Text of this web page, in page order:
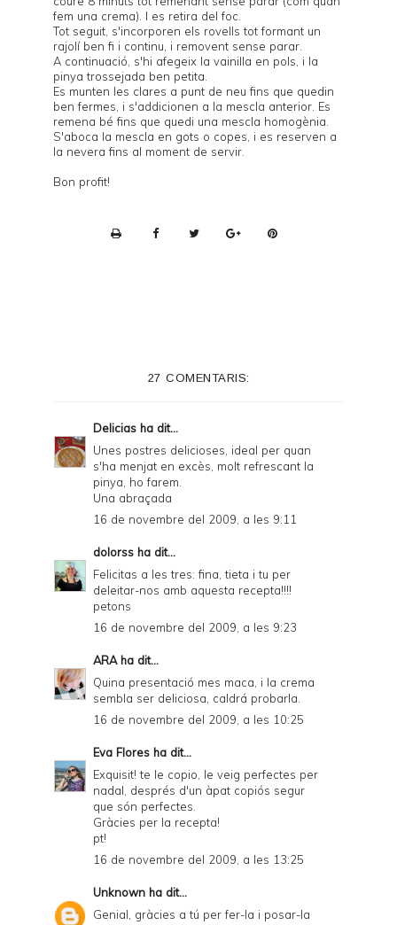
fem una crema). I es retira del foc.
Tot seguit, s'incorporen els rovells tot formant un
rajolí ben fi i continu, i removent sense parar.
A continuació, s'hi afegeix la vainilla en pols, i la
pinya trossejada ben petita.
Es munten les clares a punt de neu fins que quedin
ben fermes, i s'addicionen a la mescla anterior. Es
remena bé fins que quedi una mescla homogènia.
S'aboca la mescla en gots o copes, i es reserven a
la nevera fins al moment de servir.
Bon profit!
i
e
n
d
a
n
d
27 COMENTARIS:
Delicias ha dit...
Unes postres delicioses, ideal per quan
s'ha menjat en excès, molt refrescant la
pinya, ho farem.
Una abraçada
16 de novembre del 2009, a les 9:11
dolorss ha dit...
Felicitas a les tres: fina, tieta i tu per
deleitar-nos amb aquesta recepta!!!!
petons
16 de novembre del 2009, a les 9:23
ARAha dit...
Quina presentació mes maca, i la crema
sembla ser deliciosa, caldrá probarla.
16 de novembre del 2009, a les 10:25
Eva Flores ha dit...
Exquisit! te le copio, le veig perfectes per
nadal, després d'un àpat copiós segur
que són perfectes.
Gràcies per la recepta!
pt!
16 de novembre del 2009, a les 13:25
Unknown ha dit...
Genial, gràcies a tú per fer-la i posar-la